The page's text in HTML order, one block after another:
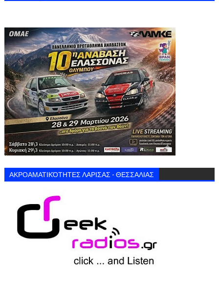
ΑΚΡΟΑΜΑΤΙΚΌΤΗΤΕΣ ΛΑΡΙΣΑΣ - ΘΕΣΣΑΛΙΑΣ